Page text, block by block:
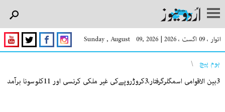
اتوار ، 09 اگست ، 2026 |
Sunday , August 09, 2026
You are here
ہوم پیچ
3بین الاقوامی اسمگلرگرفتار،3کروڑروپےکی غیر ملکی کرنسی اور 11کلوسونا برآمد